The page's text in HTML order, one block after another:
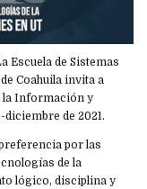
Escuela de Sistemas
Coahuila invita a
la Información y
de 2021.
por las
de la
lógico, disciplina y